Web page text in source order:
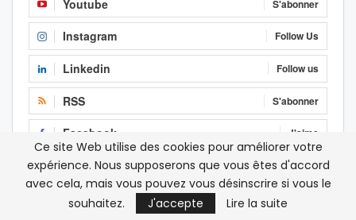
Youtube S'abonner
Instagram Follow Us
Linkedin Follow us
RSS S'abonner
Facebook J'aime
Ce site Web utilise des cookies pour améliorer votre
expérience. Nous supposerons que vous êtes d'accord
avec cela, mais vous pouvez vous désinscrire si vous le
souhaitez.
J'accepte Lire la suite